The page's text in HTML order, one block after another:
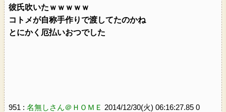
彼氏吹いたｗｗｗｗｗ
コトメが自称手作りで渡してたのかね
とにかく厄払いおつでした
951 : 名無しさん＠ＨＯＭＥ 2014/12/30(火) 06:16:27.85 0